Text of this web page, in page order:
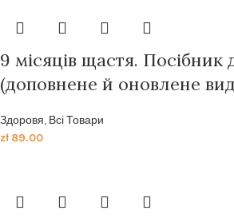
9 місяців щастя. Посібник
(доповнене й оновлене
Здоровя, Всі Товари
zł 89.00